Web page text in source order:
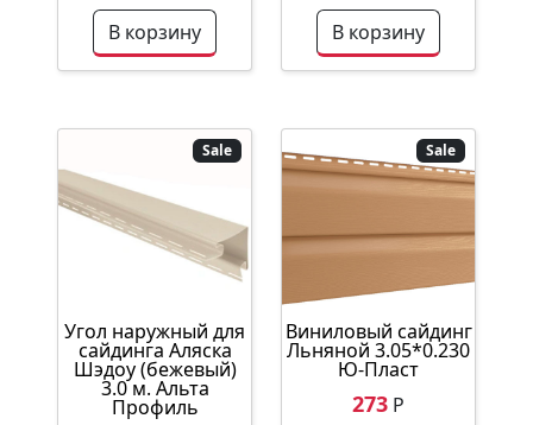
В корзину В корзину
Sale
Угол наружный для
сайдинга Аляска
Шэдоу (бежевый)
3.0 м. Альта
Профиль
Sale
Виниловый сайдинг
Льняной 3.05*0.230
Ю-Пласт
273 Р